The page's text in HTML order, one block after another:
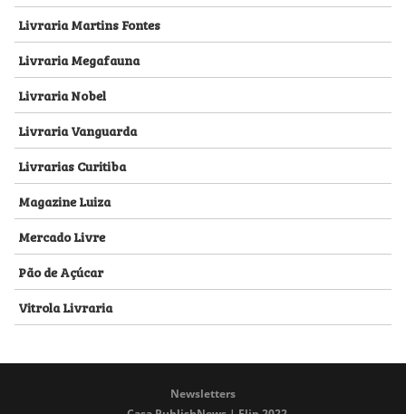
Livraria Martins Fontes
Livraria Megafauna
Livraria Nobel
Livraria Vanguarda
Livrarias Curitiba
Magazine Luiza
Mercado Livre
Pão de Açúcar
Vitrola Livraria
Newsletters